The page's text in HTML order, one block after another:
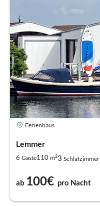
Ferienhaus
Lemmer
6 Gäste110 m23 Schlafzimmer
ab 100€ pro Nacht